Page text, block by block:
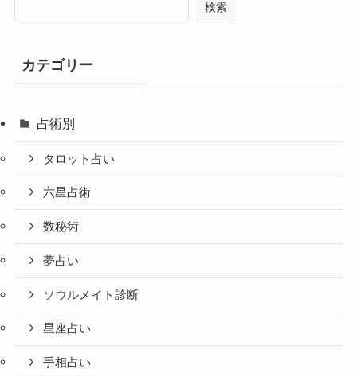
検索
カテゴリー
占術別
タロット占い
六星占術
数秘術
夢占い
ソウルメイト診断
星座占い
手相占い